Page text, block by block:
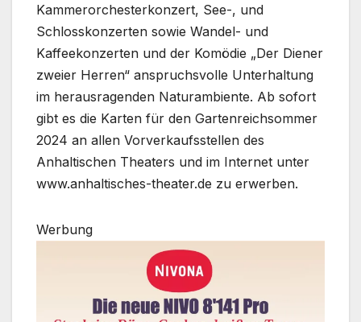
Kammerorchesterkonzert, See-, und
Schlosskonzerten sowie Wandel- und
Kaffeekonzerten und der Komödie „Der Diener
zweier Herren“ anspruchsvolle Unterhaltung
im herausragenden Naturambiente. Ab sofort
gibt es die Karten für den Gartenreichsommer
2024 an allen Vorverkaufsstellen des
Anhaltischen Theaters und im Internet unter
www.anhaltisches-theater.de zu erwerben.
Werbung